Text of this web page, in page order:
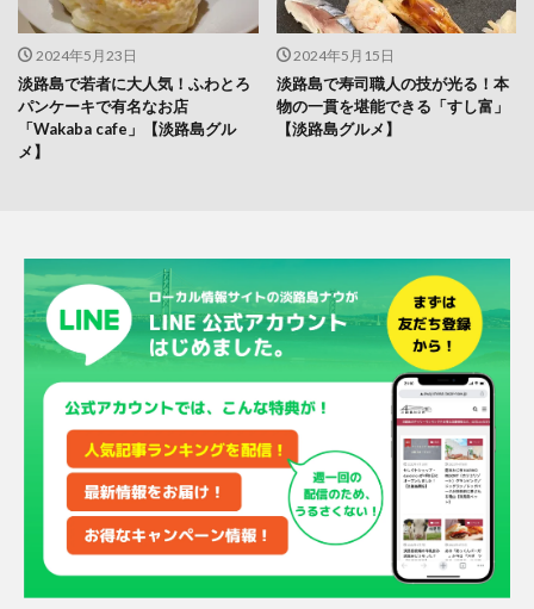
2024年5月23日
淡路島で若者に大人気！ふわとろ
パンケーキで有名なお店
「Wakaba cafe」【淡路島グル
メ】
2024年5月15日
淡路島で寿司職人の技が光る！本
物の一貫を堪能できる「すし富」
【淡路島グルメ】